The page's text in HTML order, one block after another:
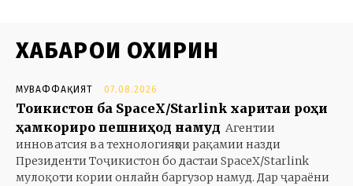
ХАБАРҲОИ ОХИРИН
МУВАФФАҚИЯТ 07.08.2026
Тоҷикистон ба SpaceX/Starlink харитаи роҳи
ҳамкориро пешниҳод намуд Агентии
инноватсия ва технологияҳои рақамии назди
Президенти Тоҷикистон бо дастаи SpaceX/Starlink
мулоқоти кории онлайн баргузор намуд. Дар ҷараёни